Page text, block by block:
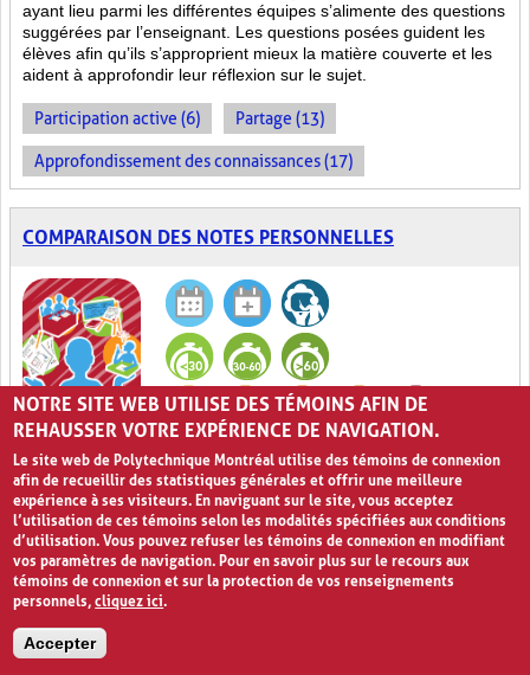
ayant lieu parmi les différentes équipes s’alimente des questions
suggérées par l’enseignant. Les questions posées guident les
élèves afin qu’ils s’approprient mieux la matière couverte et les
aident à approfondir leur réflexion sur le sujet.
Participation active (6) Partage (13)
Approfondissement des connaissances (17)
COMPARAISON DES NOTES PERSONNELLES
0
Je note, tu notes, puis nous notons!
LaComparaison des notes personnellesest une activité
pédagogique au cours de laquelle l’élève est amené à comparer
ses notes personnelles avec un camarade de classe, et ce dans le
but de les compléter et d'y ajouter les informations qui lui ont
échappé. Certains élèves ont de la difficulté à prendre des notes
de cours, à sélectionner l’information pertinente lors d’une leçon
ou à suivre le rythme de l’enseignant et c’est pourquoi la
NOTRE SITE WEB UTILISE DES TÉMOINS AFIN DE
REHAUSSER VOTRE EXPÉRIENCE DE NAVIGATION.
Le site web de Polytechnique Montréal utilise des témoins de connexion
afin de recueillir des statistiques générales et offrir une meilleure
expérience à ses visiteurs. En naviguant sur le site, vous acceptez
l’utilisation de ces témoins selon les modalités spécifiées aux conditions
d’utilisation. Vous pouvez refuser les témoins de connexion en modifiant
vos paramètres de navigation. Pour en savoir plus sur le recours aux
témoins de connexion et sur la protection de vos renseignements
personnels,cliquez ici.
Accepter